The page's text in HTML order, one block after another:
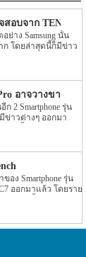
สอบจาก TENAA
ย่าง Samsung นั้น
โดยล่าสุดนี้ก็มีข่าว
ข่าวล่าสุดของ
หม่ของทางค่ายผู้ผลิต
นั้นได้ผ่านการตรวจ
ก็มี 2 รุ่นใหม่ของทาง
C5 Pro (SM-
ปไม่นานนี้เอง อีกทั้ง
อกมาอีกด้วย โดย
C5 Pro นี้นี้จะมา
[…]
อาจวางขายปล
ก 2 Smartphone รุ่น
ข่าวต่างๆ ออกมา
รุ่นนี้ได้ผ่านการ
กทั้งรายละเอียดที่ถูก
ไปมากกว่านี้นัก แต่
รั้ง ก่อนหน้านี้เมื่อ
าว่าทั้ง Samsung
มาภายในเดือน
นั้นก็มีข่าวของทั้ง 2
อนนั้นระบุว่าทั้ง 2 รุ่น
งนี้ แต่รายละเอียด
กมา แต่ล่าสุดนั้น
ง Smartphone รุ่น
ออกมาแล้ว โดยราย
C7 นั้นปรากฏบ
แล้ว หลังจากนั้น
ายไปเลย แต่ล่าสุดนั้น
ออกมาอีกครั้ง ใน